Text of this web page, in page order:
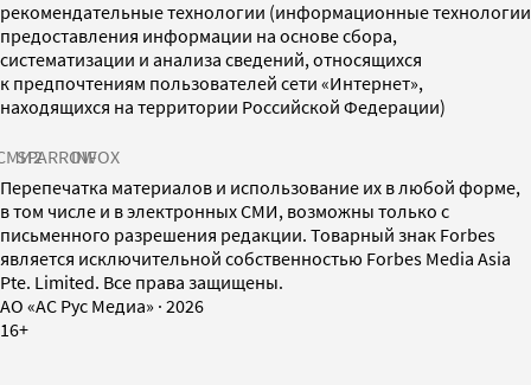
рекомендательные технологии (информационные технологии
предоставления информации на основе сбора,
систематизации и анализа сведений, относящихся
к предпочтениям пользователей сети «Интернет»,
находящихся на территории Российской Федерации)
SPARROWINFOX
Перепечатка материалов и использование их в любой форме,
в том числе и в электронных СМИ, возможны только с
письменного разрешения редакции. Товарный знак Forbes
является исключительной собственностью Forbes Media Asia
Pte. Limited. Все права защищены.
AO «АС Рус Медиа» · 2026
16+